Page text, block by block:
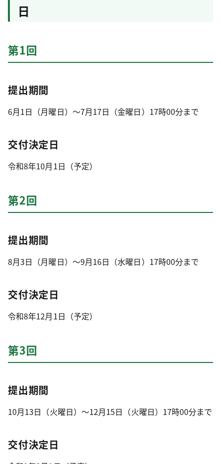
日
第1回
提出期間
6月1日（月曜日）～7月17日（金曜日）17時00分まで
交付決定日
令和8年10月1日（予定）
第2回
提出期間
8月3日（月曜日）～9月16日（水曜日）17時00分まで
交付決定日
令和8年12月1日（予定）
第3回
提出期間
10月13日（火曜日）～12月15日（火曜日）17時00分まで
交付決定日